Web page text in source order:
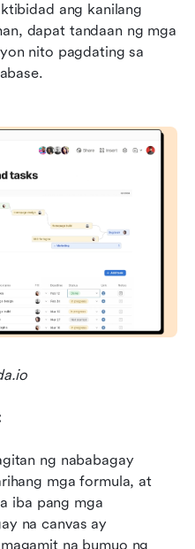
ang kanilang
dapat tandaan ng mga
nito pagdating sa
ng nababagay
mga formula, at
iba pang mga
na canvas ay
na bumuo ng